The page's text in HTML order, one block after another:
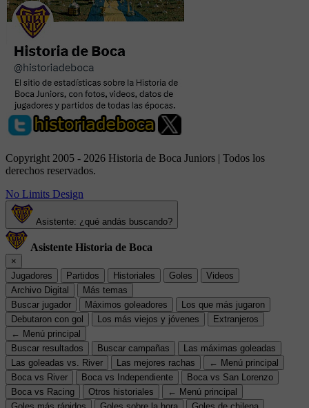
Copyright 2005 - 2026 Historia de Boca Juniors | Todos los
derechos reservados.
No Limits Design
Asistente: ¿qué andás buscando?
Asistente Historia de Boca
×
Jugadores
Partidos Historiales Goles
Videos
Archivo Digital
Más temas
Buscar jugador
Máximos goleadores
Los que más jugaron
Debutaron con gol
Los más viejos y jóvenes
Extranjeros
← Menú principal
Buscar resultados
Buscar campañas
Las máximas goleadas
Las goleadas vs. River
Las mejores rachas
← Menú principal
Boca vs River
Boca vs Independiente
Boca vs San Lorenzo
Boca vs Racing
Otros historiales
← Menú principal